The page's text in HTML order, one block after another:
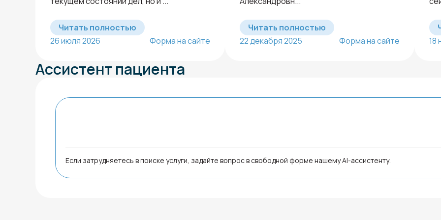
Читать полностью
26 июля 2026
Форма на сайте
Читать полностью
22 декабря 2025
Форма на сайте
18
Ассистент пациента
Если затрудняетесь в поиске услуги, задайте вопрос в свободной форме нашему AI-ассистенту.